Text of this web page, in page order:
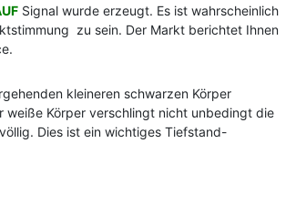
Signal wurde erzeugt. Es ist wahrscheinlich
zu sein. Der Markt berichtet Ihnen
kleineren schwarzen Körper
Körper verschlingt nicht unbedingt die
Dies ist ein wichtiges Tiefstand-